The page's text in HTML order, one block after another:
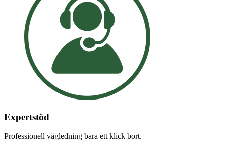
Expertstöd
Professionell vägledning bara ett klick bort.